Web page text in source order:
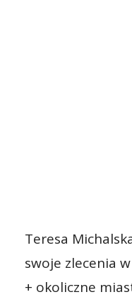
Teresa
swoje zlecenia
+ okoliczne